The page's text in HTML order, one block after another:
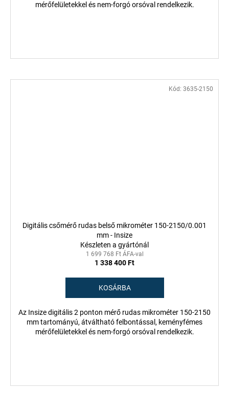
mérőfelületekkel és nem-forgó orsóval rendelkezik.
Digitális csőmérő rudas belső mikrométer 150-2150/0.001
mm - Insize
Készleten a gyártónál
1 699 768 Ft ÁFA-val
1 338 400 Ft
KOSÁRBA
Az Insize digitális 2 ponton mérő rudas mikrométer 150-2150
mm tartományú, átváltható felbontással, keményfémes
mérőfelületekkel és nem-forgó orsóval rendelkezik.
Kód: 3635-2150